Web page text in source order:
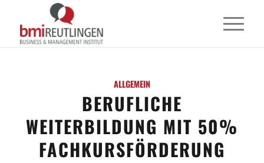
ALLGEMEIN
BERUFLICHE
WEITERBILDUNG MIT 50%
FACHKURSFÖRDERUNG